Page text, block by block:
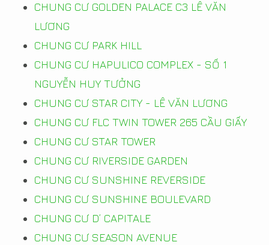
CHUNG CƯ GOLDEN PALACE C3 LÊ VĂN
LƯƠNG
CHUNG CƯ PARK HILL
CHUNG CƯ HAPULICO COMPLEX - SỐ 1
NGUYỄN HUY TƯỞNG
CHUNG CƯ STAR CITY - LÊ VĂN LƯƠNG
CHUNG CƯ FLC TWIN TOWER 265 CẦU GIẤY
CHUNG CƯ STAR TOWER
CHUNG CƯ RIVERSIDE GARDEN
CHUNG CƯ SUNSHINE REVERSIDE
CHUNG CƯ SUNSHINE BOULEVARD
CHUNG CƯ D’ CAPITALE
CHUNG CƯ SEASON AVENUE